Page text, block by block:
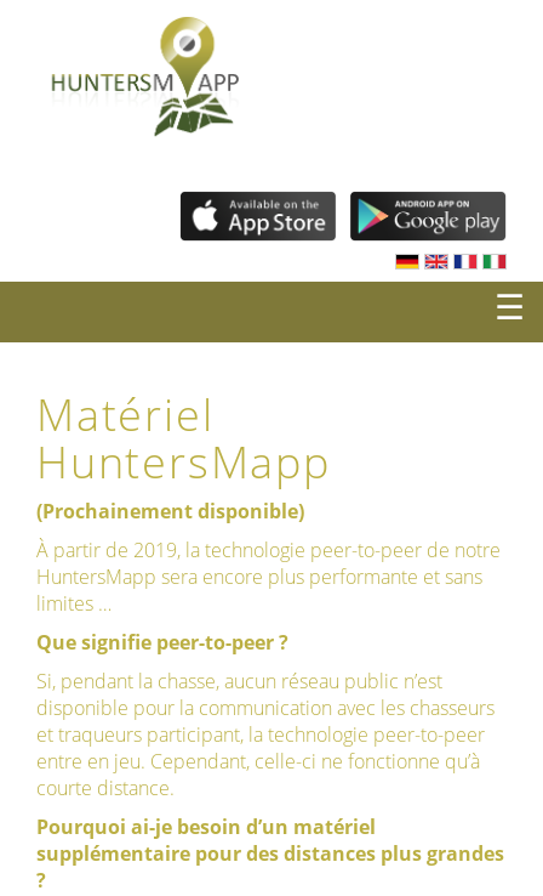
☰
Matériel
HuntersMapp
(Prochainement disponible)
À partir de 2019, la technologie peer-to-peer de notre
HuntersMapp sera encore plus performante et sans
limites …
Que signifie peer-to-peer ?
Si, pendant la chasse, aucun réseau public n’est
disponible pour la communication avec les chasseurs
et traqueurs participant, la technologie peer-to-peer
entre en jeu. Cependant, celle-ci ne fonctionne qu’à
courte distance.
Pourquoi ai-je besoin d’un matériel
supplémentaire pour des distances plus grandes
?